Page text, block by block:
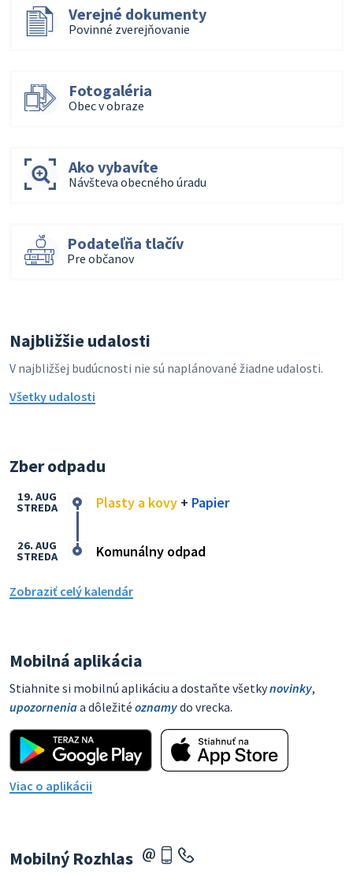
Verejné dokumenty
Povinné zverejňovanie
Fotogaléria
Obec v obraze
Ako vybavíte
Návšteva obecného úradu
Podateľňa tlačív
Pre občanov
Najbližšie udalosti
V najbližšej budúcnosti nie sú naplánované žiadne udalosti.
Všetky udalosti
Zber odpadu
Plasty a kovy + Papier
19. AUG
STREDA
Komunálny odpad
26. AUG
STREDA
Zobraziť celý kalendár
Mobilná aplikácia
Stiahnite si mobilnú aplikáciu a dostaňte všetkynovinky,
upozorneniaa dôležité oznamydo vrecka.
Viac o aplikácii
Mobilný Rozhlas